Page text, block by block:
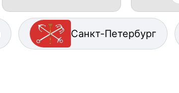
Санкт-Петербург